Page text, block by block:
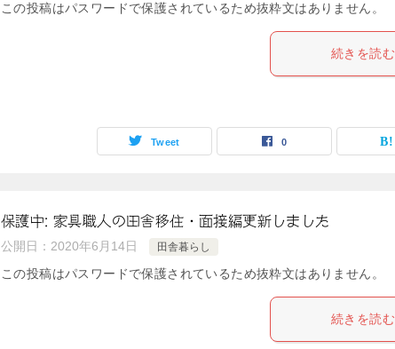
この投稿はパスワードで保護されているため抜粋文はありません。
続きを読む
Tweet 0
保護中: 家具職人の田舎移住・面接編更新しました
公開日： 2020年6月14日 田舎暮らし
この投稿はパスワードで保護されているため抜粋文はありません。
続きを読む